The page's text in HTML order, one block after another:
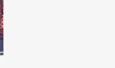
à l'occasion du Quai
l'Égouttoir se fait discret,
les 170 pages et